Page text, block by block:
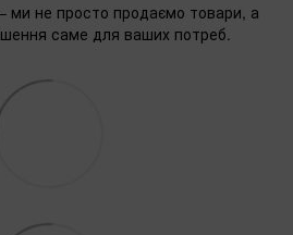
ми не просто продаємо товари, а
саме для ваших потреб.